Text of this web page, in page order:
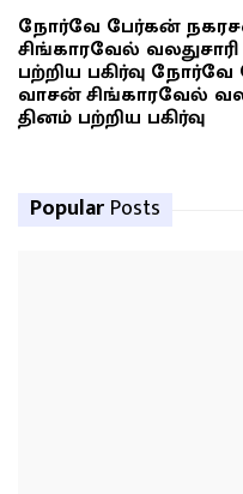
நோர்வே பேர்கன்
சிங்காரவேல்
பற்றிய பகிர்வு
வாசன் சிங்காரவேல்
தினம் பற்றிய பகிர்வு
Popular Posts